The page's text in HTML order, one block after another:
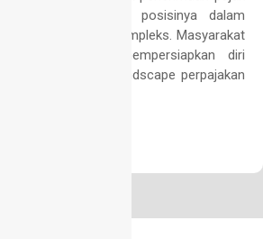
juga memperkuat posisinya dalam
yang semakin kompleks. Masyarakat
untuk mempersiapkan diri
signifikan dalam landscape perpajakan